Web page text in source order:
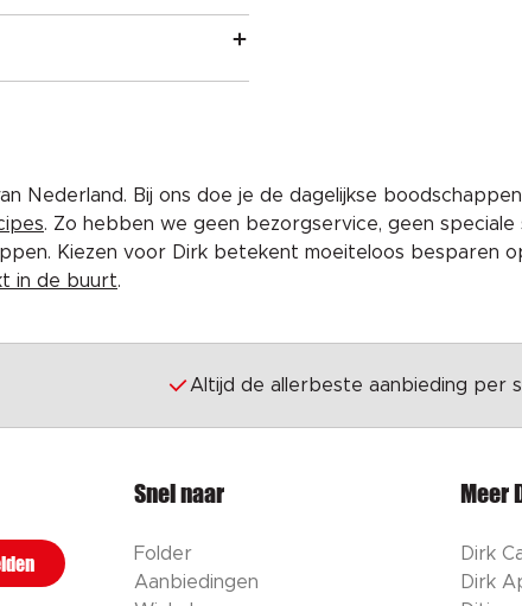
Nederland. Bij ons doe je de dagelijkse
. Zo hebben we geen bezorgservice, geen
Kiezen voor Dirk betekent moeiteloos besparen
in de buurt.
Altijd de allerbeste aanbieding per
Snel naar
Folder
Aanbiedingen
Meer
Dirk
Dirk